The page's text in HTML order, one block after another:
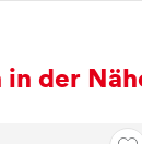
in der